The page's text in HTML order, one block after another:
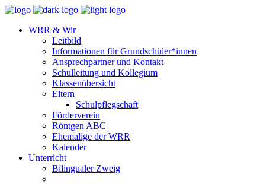
WRR & Wir
Leitbild
Informationen für Grundschüler*innen
Ansprechpartner und Kontakt
Schulleitung und Kollegium
Klassenübersicht
Eltern
Schulpflegschaft
Förderverein
Röntgen ABC
Ehemalige der WRR
Kalender
Unterricht
Bilingualer Zweig